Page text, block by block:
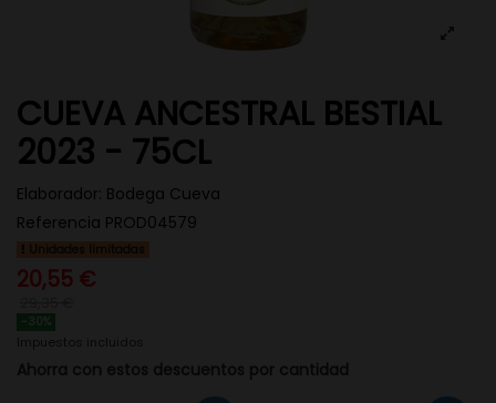
CUEVA ANCESTRAL BESTIAL
2023 - 75CL
Elaborador: Bodega Cueva
Referencia PROD04579
Unidades limitadas
20,55 €
-30%
Impuestos incluidos
Ahorra con estos descuentos por cantidad